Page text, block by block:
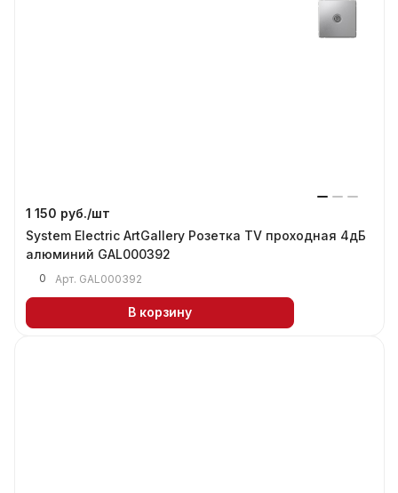
1 150 руб./шт
System Electric ArtGallery Розетка TV проходная 4дБ
алюминий GAL000392
0 Арт. GAL000392
В корзину